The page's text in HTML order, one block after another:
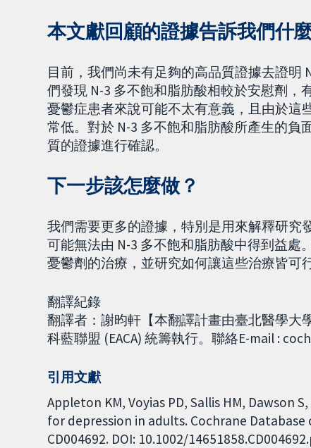
本文獻回顧的證據告訴我們什
目前，我們尚未有足夠的高品質證據去證明
們發現 N-3 多不飽和脂肪酸相較於安慰劑
憂鬱症患者來說可能不太有意義，且由於這
常低。對於 N-3 多不飽和脂肪酸所產生的
質的證據進行確認。
下一步該怎麼做？
我們需要更多的證據，特別是用來解釋研究
可能無法由 N-3 多不飽和脂肪酸中得到益處
憂鬱劑的治療，並研究如何讓這些治療皆可
翻譯紀錄
翻譯者：謝昀軒【本翻譯計畫由臺北醫學大
科藍聯盟 (EACA) 統籌執行。聯絡E-mail :
引用文獻
Appleton KM, Voyias PD, Sallis HM, Dawson
for depression in adults. Cochrane Database
CD004692. DOI: 10.1002/